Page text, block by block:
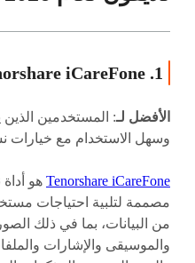
1. Tenorshare iCareFone
الأفضل لـ: المستخدمين
وسهل الاستخدام مع خيارات
Tenorshare iCareFone هو
من البيانات، بما في ذلك
والموسيقى والإشارات